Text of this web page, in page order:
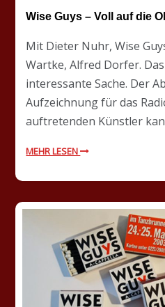
Wise Guys – Voll auf die
Mit Dieter Nuhr, Wise
Wartke, Alfred Dorfer.
interessante Sache. Der
Aufzeichnung für das
auftretenden Künstler
MEHR LESEN